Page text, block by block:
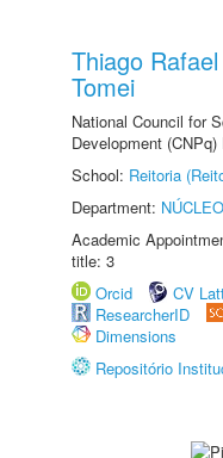
Thiago
Tomei
National Council for
Development
School: Reitoria
Department:
Academic
title: 3
Orcid
CV
ResearcherID
Dimensions
Repositório